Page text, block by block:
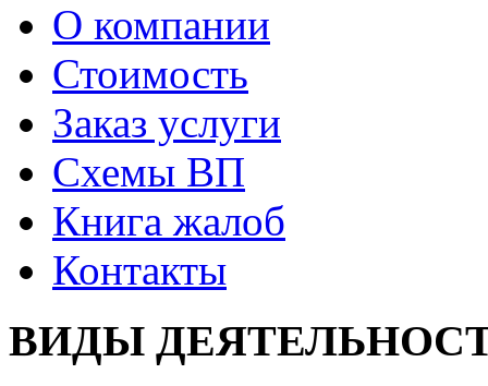
О компании
Стоимость
Заказ услуги
Cхемы ВП
Книга жалоб
Контакты
ВИДЫ